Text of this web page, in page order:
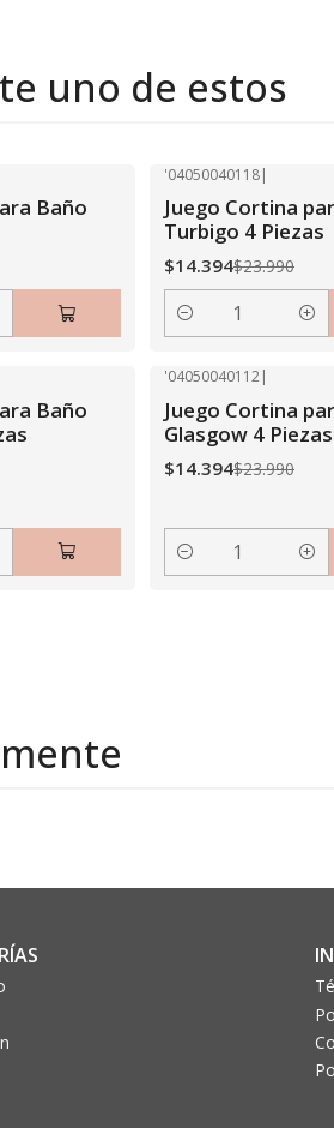
uno de estos
Baño
'04050040118|
Juego Cortina
Turbigo 4 Piezas
$14.394$23.990
Cantidad
Baño
'04050040112|
Juego Cortina
Glasgow 4 Piezas
$14.394$23.990
Cantidad